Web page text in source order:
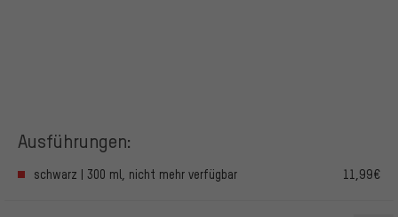
Ausführungen:
schwarz | 300 ml, nicht mehr verfügbar 11,99€